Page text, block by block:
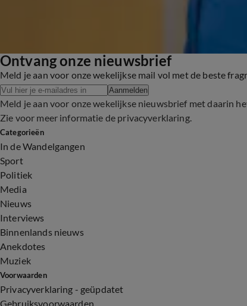
Ontvang onze nieuwsbrief
Meld je aan voor onze wekelijkse mail vol met de beste
Aanmelden
Meld je aan voor onze wekelijkse nieuwsbrief met daarin
Zie voor meer informatie de privacyverklaring.
Categorieën
In de Wandelgangen
Sport
Politiek
Media
Nieuws
Interviews
Binnenlands nieuws
Anekdotes
Muziek
Voorwaarden
Privacyverklaring - geüpdatet
Gebruiksvoorwaarden